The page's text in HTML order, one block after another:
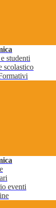
studenti
scolastico
eventi